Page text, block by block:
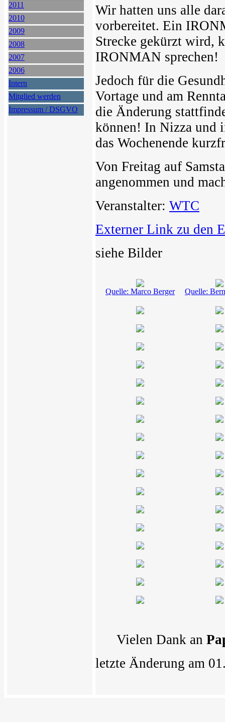
2011
2010
2009
2008
2007
2006
Intern
Mitglied werden
Impressum / DSGVO
Wir hatten uns alle
vorbereitet. Ein
Strecke gekürzt wird,
IRONMAN sprechen!
Jedoch für die
Vortage und am
die Änderung
können! In Nizza und
das Wochenende
Von Freitag auf
angenommen und
Veranstalter: WTC
Externer Link zu den
siehe Bilder
Quelle: Marco Berger Quelle:
Vielen Dank an
letzte Änderung am